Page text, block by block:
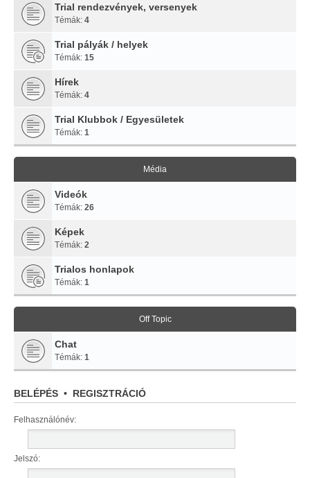
Trial rendezvények, versenyek
Témák: 4
Trial pályák / helyek
Témák: 15
Hírek
Témák: 4
Trial Klubbok / Egyesületek
Témák: 1
Média
Videók
Témák: 26
Képek
Témák: 2
Trialos honlapok
Témák: 1
Off Topic
Chat
Témák: 1
BELÉPÉS • REGISZTRÁCIÓ
Felhasználónév:
Jelszó: